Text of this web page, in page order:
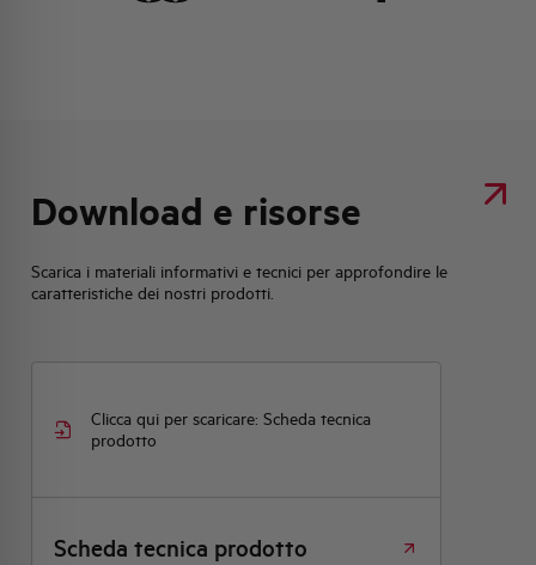
Download e risorse
Scarica i materiali informativi e tecnici per approfondire le
caratteristiche dei nostri prodotti.
Clicca qui per scaricare: Scheda tecnica
prodotto
Scheda tecnica prodotto